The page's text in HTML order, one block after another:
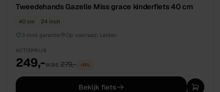
Tweedehands Gazelle Miss grace kinderfiets 40 cm
40 cm
24 inch
3 mnd garantie
Op voorraad: Leiden
ACTIEPRIJS
249,-was 279,- −11%
Bekijk fiets